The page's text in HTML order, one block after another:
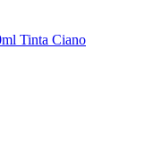
Tinta Ciano